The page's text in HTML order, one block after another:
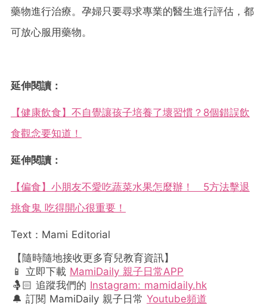
藥物進行治療。孕婦只要尋求專業的醫生進行評估，都
可放心服用藥物。
延伸閱讀：
【健康飲食】不自覺讓孩子培養了壞習慣？8個錯誤飲
食觀念要知道！
延伸閱讀：
【偏食】小朋友不愛吃蔬菜水果怎麼辦！ 5方法擊退
挑食鬼 吃得開心很重要！
Text：Mami Editorial
【隨時隨地接收更多育兒教育資訊】
📱 立即下載 MamiDaily 親子日常APP
🤱🏻 追蹤我們的 Instagram: mamidaily.hk
🔔 訂閱 MamiDaily 親子日常 Youtube頻道